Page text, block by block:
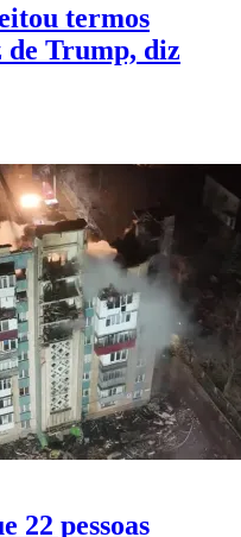
termos
de Trump, diz
22 pessoas